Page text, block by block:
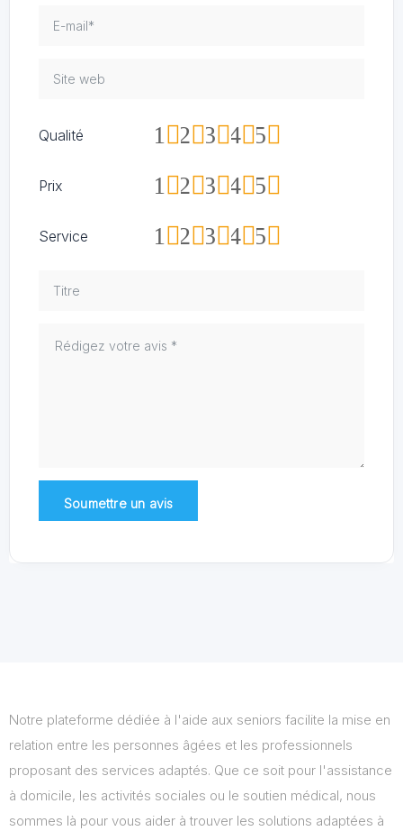
Qualité 5
4
3
2
1
Prix 5
4
3
2
1
Service 5
4
3
2
1
Notre plateforme dédiée à l'aide aux seniors facilite la mise en
relation entre les personnes âgées et les professionnels
proposant des services adaptés. Que ce soit pour l'assistance
à domicile, les activités sociales ou le soutien médical, nous
sommes là pour vous aider à trouver les solutions adaptées à